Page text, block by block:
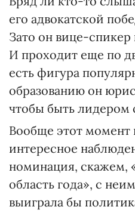
его адвокатской
Зато он вице-спикер
И проходит еще по
есть фигура
образованию он
чтобы быть лидером
Вообще этот момент
интересное
номинация, скажем,
область года», с
выиграла бы